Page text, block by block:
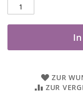
ZUR
ZUR